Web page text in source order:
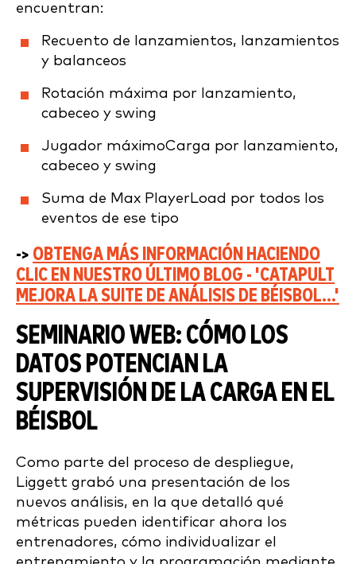
encuentran:
Recuento de lanzamientos, lanzamientos
y balanceos
Rotación máxima por lanzamiento,
cabeceo y swing
Jugador máximoCarga por lanzamiento,
cabeceo y swing
Suma de Max PlayerLoad por todos los
eventos de ese tipo
-> OBTENGA MÁS INFORMACIÓN HACIENDO
CLIC EN NUESTRO ÚLTIMO BLOG - 'CATAPULT
MEJORA LA SUITE DE ANÁLISIS DE BÉISBOL...'
SEMINARIO WEB: CÓMO LOS
DATOS POTENCIAN LA
SUPERVISIÓN DE LA CARGA EN EL
BÉISBOL
Como parte del proceso de despliegue,
Liggett grabó una presentación de los
nuevos análisis, en la que detalló qué
métricas pueden identificar ahora los
entrenadores, cómo individualizar el